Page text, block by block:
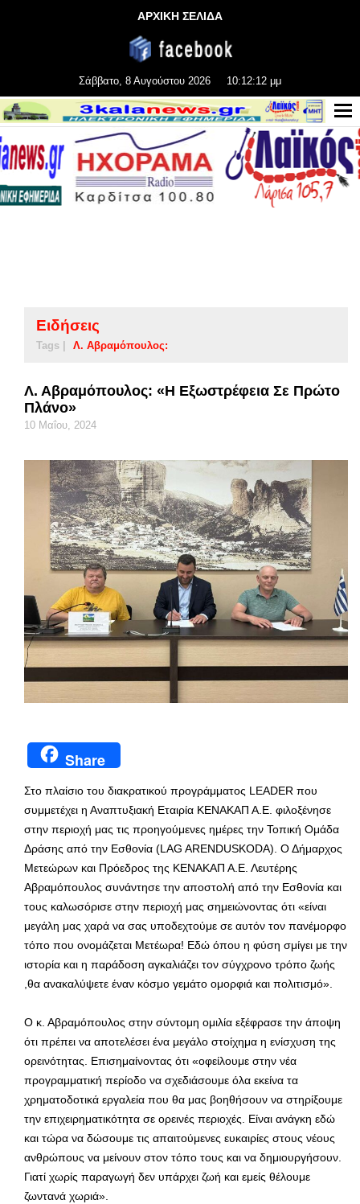
ΑΡΧΙΚΗ ΣΕΛΙΔΑ
Σάββατο, 8 Αυγούστου 2026 10:12:12 μμ
Ειδήσεις
Tags | Λ. Αβραμόπουλος:
Λ. Αβραμόπουλος: «Η Εξωστρέφεια Σε Πρώτο
Πλάνο»
10 Μαΐου, 2024
Share
Στο πλαίσιο του διακρατικού προγράμματος LEADER που
συμμετέχει η Αναπτυξιακή Εταιρία ΚΕΝΑΚΑΠ Α.Ε. φιλοξένησε
στην περιοχή μας τις προηγούμενες ημέρες την Τοπική Ομάδα
Δράσης από την Εσθονία (LAG ARENDUSKODA). Ο Δήμαρχος
Μετεώρων και Πρόεδρος της ΚΕΝΑΚΑΠ Α.Ε. Λευτέρης
Αβραμόπουλος συνάντησε την αποστολή από την Εσθονία και
τους καλωσόρισε στην περιοχή μας σημειώνοντας ότι «είναι
μεγάλη μας χαρά να σας υποδεχτούμε σε αυτόν τον πανέμορφο
τόπο που ονομάζεται Μετέωρα! Εδώ όπου η φύση σμίγει με την
ιστορία και η παράδοση αγκαλιάζει τον σύγχρονο τρόπο ζωής
,θα ανακαλύψετε έναν κόσμο γεμάτο ομορφιά και πολιτισμό».
Ο κ. Αβραμόπουλος στην σύντομη ομιλία εξέφρασε την άποψη
ότι πρέπει να αποτελέσει ένα μεγάλο στοίχημα η ενίσχυση της
ορεινότητας. Επισημαίνοντας ότι «οφείλουμε στην νέα
προγραμματική περίοδο να σχεδιάσουμε όλα εκείνα τα
χρηματοδοτικά εργαλεία που θα μας βοηθήσουν να στηρίξουμε
την επιχειρηματικότητα σε ορεινές περιοχές. Είναι ανάγκη εδώ
και τώρα να δώσουμε τις απαιτούμενες ευκαιρίες στους νέους
ανθρώπους να μείνουν στον τόπο τους και να δημιουργήσουν.
Γιατί χωρίς παραγωγή δεν υπάρχει ζωή και εμείς θέλουμε
ζωντανά χωριά».